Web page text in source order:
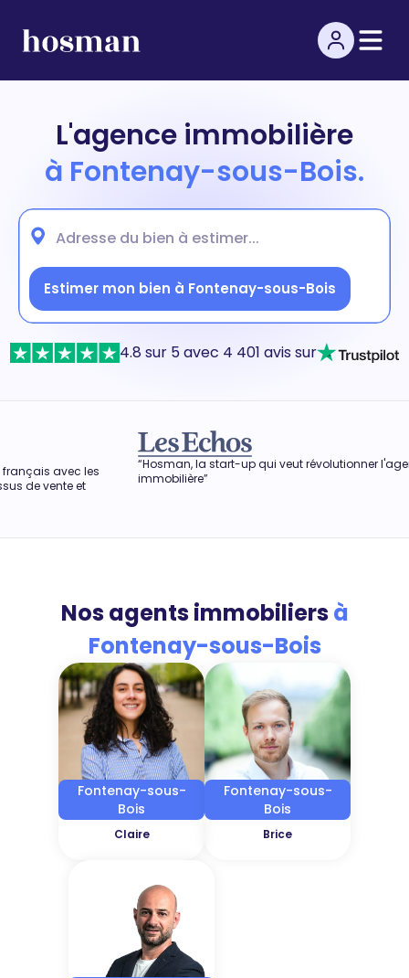
L'agence immobilière
à Fontenay-sous-Bois.
Estimer mon bien à Fontenay-sous-Bois
4.8 sur 5 avec 4 401 avis sur
“Hosman, la start-up qui veut révolutionner l'agence
immobilière”
“Dans une
Nos agents immobiliersà
Fontenay-sous-Bois
Fontenay-sous-
Bois
Claire
Fontenay-sous-
Bois
Brice